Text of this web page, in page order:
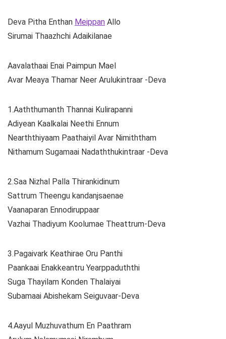
Deva Pitha Enthan Meippan Allo
Sirumai Thaazhchi Adaikilanae
Aavalathaai Enai Paimpun Mael
Avar Meaya Thamar Neer Arulukintraar -Deva
1.Aaththumanth Thannai Kulirapanni
Adiyean Kaalkalai Neethi Ennum
Nearththiyaam Paathaiyil Avar Nimiththam
Nithamum Sugamaai Nadaththukintraar -Deva
2.Saa Nizhal Palla Thirankidinum
Sattrum Theengu kandanjsaenae
Vaanaparan Ennodiruppaar
Vazhai Thadiyum Koolumae Theattrum-Deva
3.Pagaivark Keathirae Oru Panthi
Paankaai Enakkeantru Yearppaduththi
Suga Thayilam Konden Thalaiyai
Subamaai Abishekam Seiguvaar-Deva
4.Aayul Muzhuvathum En Paathram